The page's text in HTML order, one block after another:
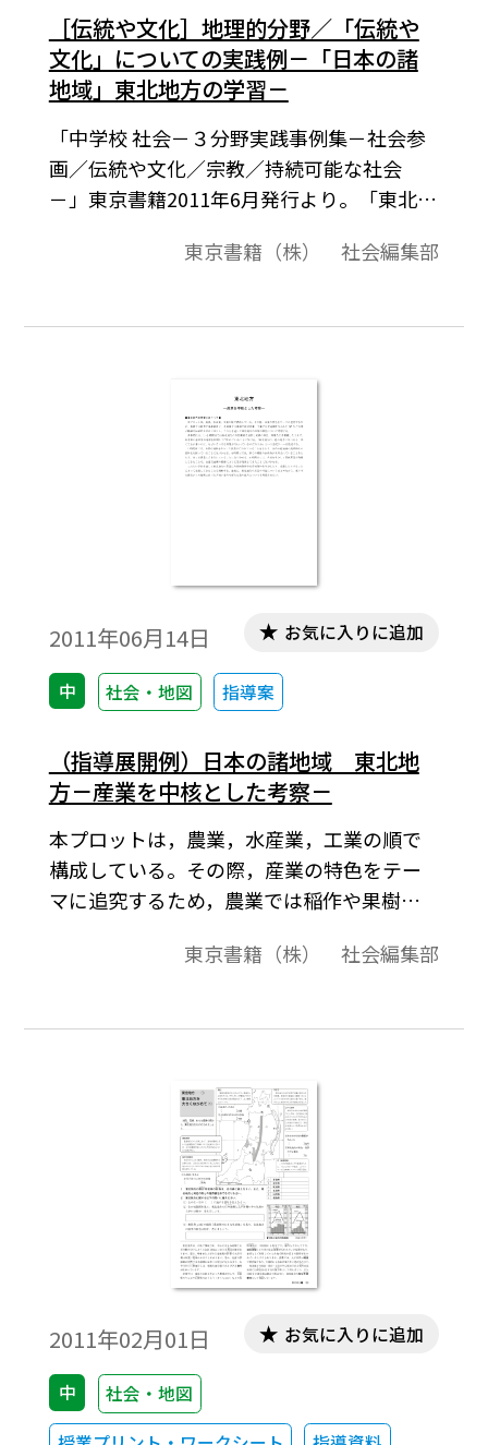
［伝統や文化］地理的分野／「伝統や
文化」についての実践例－「日本の諸
地域」東北地方の学習－
「中学校 社会－３分野実践事例集－社会参
画／伝統や文化／宗教／持続可能な社会
－」東京書籍2011年6月発行より。「東北地
はなぜか」「東北地方には，どのような生
土，地域の発展」を中心に授業を展開した
東京書籍（株） 社会編集部
2011年06月14日
中 社会・地図 指導案
お気に入りに追加
（指導展開例）日本の諸地域 東北地
方－産業を中核とした考察－
本プロットは，農業，水産業，工業の順で
構成している。その際，産業の特色をテー
マに追究するため，農業では稲作や果樹栽
は交通網を生かしたICなどの電子機械や伝統
方の産業の特色について考察する。
東京書籍（株） 社会編集部
2011年02月01日
中
社会・地図
お気に入りに追加